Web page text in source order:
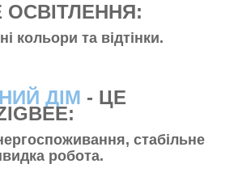
ОСВІТЛЕННЯ:
кольори та відтінки.
ДІМ - ЦЕ
стабільне
робота.